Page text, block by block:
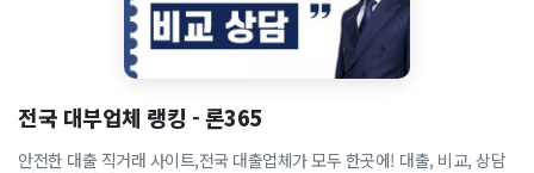
전국 대부업체 랭킹 - 론365
안전한 대출 직거래 사이트,전국 대출업체가 모두 한곳에! 대출, 비교, 상담